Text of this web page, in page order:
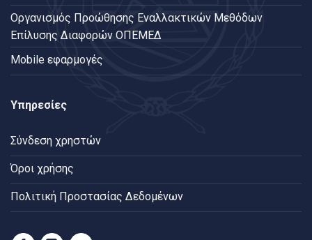
Oργανισμός Προώθησης Εναλλακτικών Μεθόδων
Επίλυσης Διαφορών ΟΠΕΜΕΔ
Mobile εφαρμογές
Υπηρεσίες
Σύνδεση χρηστών
Όροι χρήσης
Πολιτική Προστασίας Δεδομένων